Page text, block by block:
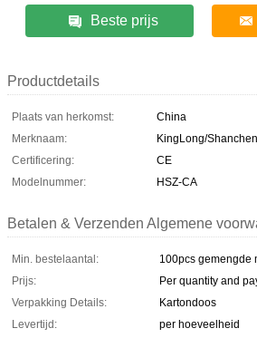
Beste prijs
Productdetails
Plaats van herkomst:
China
Merknaam:
KingLong/
Certificering:
CE
Modelnummer:
HSZ-CA
Betalen & Verzenden Algemene
Min. bestelaantal:
100pcs gemengde
Prijs:
Per quantity and
Verpakking Details:
Kartondoos
Levertijd:
per hoeveelheid